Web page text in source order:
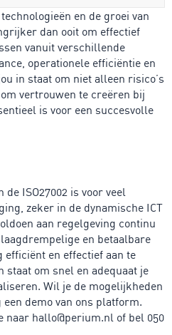
en de groei van
dan ooit om effectief
vanuit verschillende
operationele efficiëntie en
in staat om niet alleen risico’s
vertrouwen te creëren bij
is voor een succesvolle
de ISO27002 is voor veel
zeker in de dynamische ICT
aan regelgeving continu
en betaalbare
efficiënt en effectief aan te
staat om snel en adequaat je
Wil je de mogelijkheden
demo van ons platform.
hallo@perium.nl of bel 050